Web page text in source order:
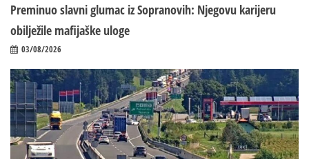
Preminuo slavni glumac iz Sopranovih: Njegovu karijeru
obilježile mafijaške uloge
03/08/2026